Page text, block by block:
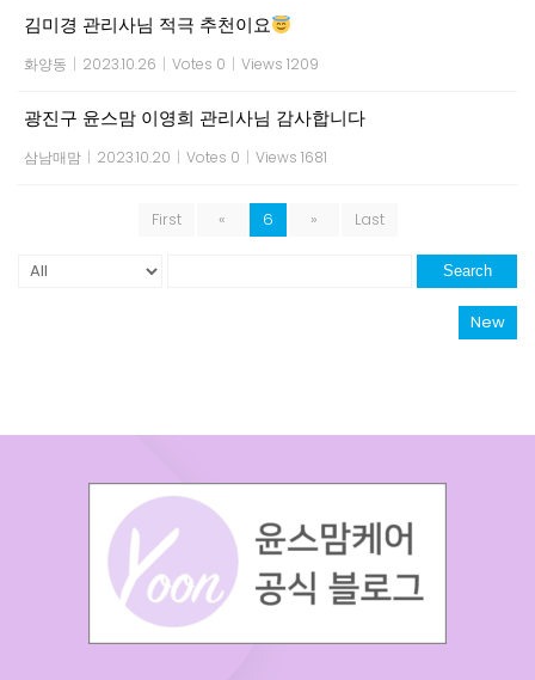
김미경 관리사님 적극 추천이요
화양동 | 2023.10.26 | Votes 0 | Views 1209
광진구 윤스맘 이영희 관리사님 감사합니다
삼남매맘 | 2023.10.20 | Votes 0 | Views 1681
First « 6 » Last
Search
New